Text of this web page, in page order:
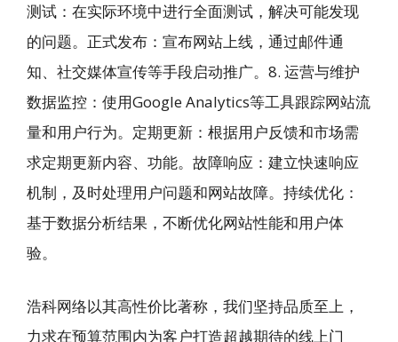
测试：在实际环境中进行全面测试，解决可能发现
的问题。正式发布：宣布网站上线，通过邮件通
知、社交媒体宣传等手段启动推广。8. 运营与维护
数据监控：使用Google Analytics等工具跟踪网站流
量和用户行为。定期更新：根据用户反馈和市场需
求定期更新内容、功能。故障响应：建立快速响应
机制，及时处理用户问题和网站故障。持续优化：
基于数据分析结果，不断优化网站性能和用户体
验。
浩科网络以其高性价比著称，我们坚持品质至上，
力求在预算范围内为客户打造超越期待的线上门